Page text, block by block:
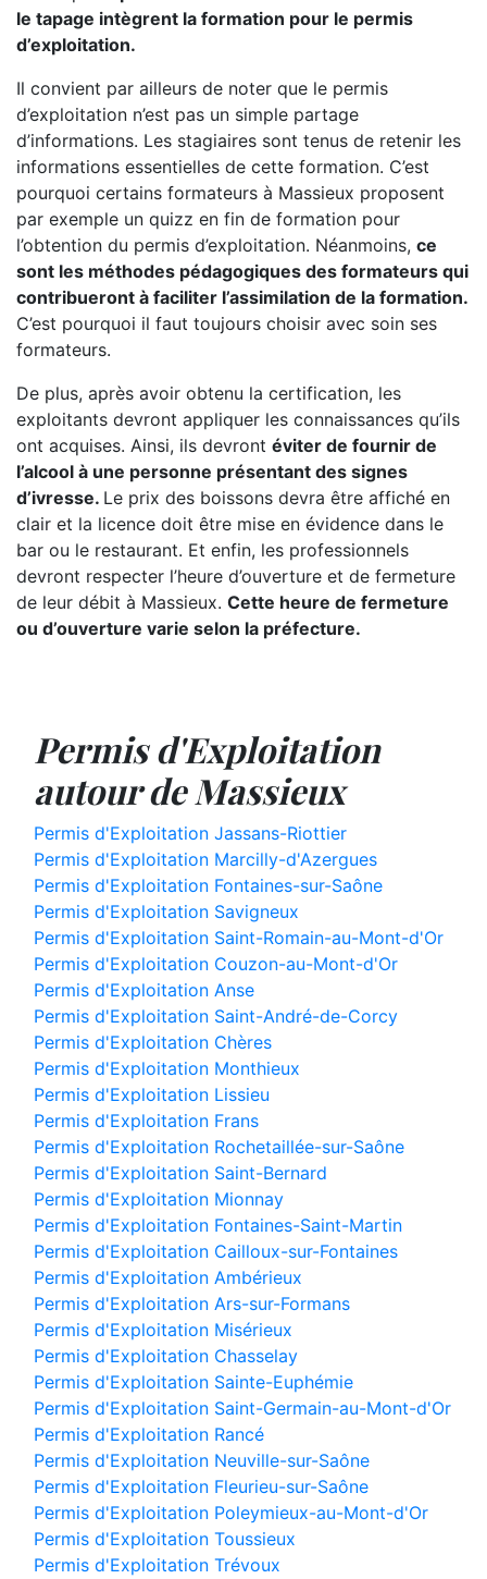
le tapage intègrent la formation pour le permis
d’exploitation.
Il convient par ailleurs de noter que le permis
d’exploitation n’est pas un simple partage
d’informations. Les stagiaires sont tenus de retenir les
informations essentielles de cette formation. C’est
pourquoi certains formateurs à Massieux proposent
par exemple un quizz en fin de formation pour
l’obtention du permis d’exploitation. Néanmoins, ce
sont les méthodes pédagogiques des formateurs qui
contribueront à faciliter l’assimilation de la formation.
C’est pourquoi il faut toujours choisir avec soin ses
formateurs.
De plus, après avoir obtenu la certification, les
exploitants devront appliquer les connaissances qu’ils
ont acquises. Ainsi, ils devront éviter de fournir de
l’alcool à une personne présentant des signes
d’ivresse. Le prix des boissons devra être affiché en
clair et la licence doit être mise en évidence dans le
bar ou le restaurant. Et enfin, les professionnels
devront respecter l’heure d’ouverture et de fermeture
de leur débit à Massieux. Cette heure de fermeture
ou d’ouverture varie selon la préfecture.
Permis d'Exploitation
autour de Massieux
Permis d'Exploitation Jassans-Riottier
Permis d'Exploitation Marcilly-d'Azergues
Permis d'Exploitation Fontaines-sur-Saône
Permis d'Exploitation Savigneux
Permis d'Exploitation Saint-Romain-au-Mont-d'Or
Permis d'Exploitation Couzon-au-Mont-d'Or
Permis d'Exploitation Anse
Permis d'Exploitation Saint-André-de-Corcy
Permis d'Exploitation Chères
Permis d'Exploitation Monthieux
Permis d'Exploitation Lissieu
Permis d'Exploitation Frans
Permis d'Exploitation Rochetaillée-sur-Saône
Permis d'Exploitation Saint-Bernard
Permis d'Exploitation Mionnay
Permis d'Exploitation Fontaines-Saint-Martin
Permis d'Exploitation Cailloux-sur-Fontaines
Permis d'Exploitation Ambérieux
Permis d'Exploitation Ars-sur-Formans
Permis d'Exploitation Misérieux
Permis d'Exploitation Chasselay
Permis d'Exploitation Sainte-Euphémie
Permis d'Exploitation Saint-Germain-au-Mont-d'Or
Permis d'Exploitation Rancé
Permis d'Exploitation Neuville-sur-Saône
Permis d'Exploitation Fleurieu-sur-Saône
Permis d'Exploitation Poleymieux-au-Mont-d'Or
Permis d'Exploitation Toussieux
Permis d'Exploitation Trévoux